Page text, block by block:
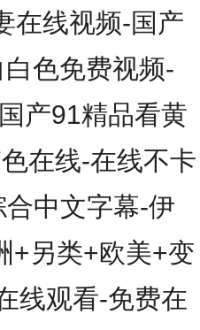
在线视频-国产
色免费视频-
产91精品看黄
在线-在线不卡
中文字幕-伊
+另类+欧美+变
线观看-免费在